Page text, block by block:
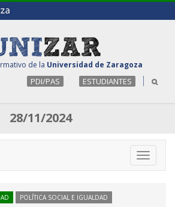
de la Universidad de Zaragoza
PDI/PAS ESTUDIANTES
28/11/2024
Toggle
POLÍTICA SOCIAL E IGUALDAD